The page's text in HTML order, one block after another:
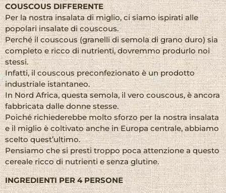
COUSCOUS DIFFERENTE
Per la nostra insalata di miglio, ci siamo ispirati alle
popolari insalate di couscous.
Perché il couscous (granelli di semola di grano duro) sia
completo e ricco di nutrienti, dovremmo produrlo noi
stessi.
Infatti, il couscous preconfezionato è un prodotto
industriale istantaneo.
In Nord Africa, questa semola, il vero couscous, è ancora
fabbricata dalle donne stesse.
Poiché richiederebbe molto sforzo per la nostra insalata
e il miglio è coltivato anche in Europa centrale, abbiamo
scelto quest’ultimo.
Pensiamo che si presti troppo poca attenzione a questo
cereale ricco di nutrienti e senza glutine.
INGREDIENTI PER 4 PERSONE